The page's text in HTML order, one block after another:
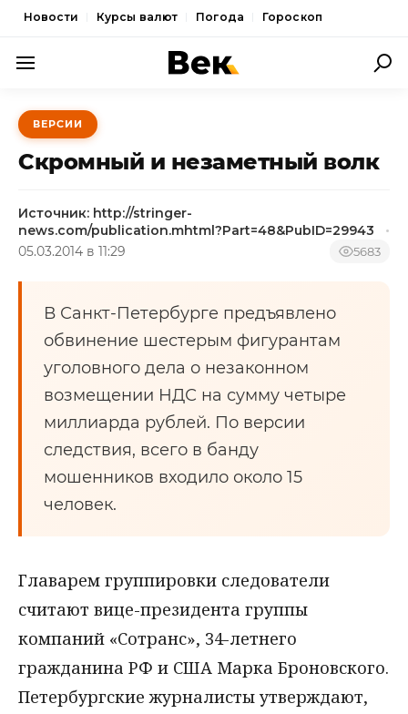
Новости Курсы валют Погода Гороскоп
ПОЛИТИКА
ЭКОНОМИКА
СПОРТ
КУЛЬТУРА
НОВОСТИ
ВЕРСИИ
Скромный и незаметный волк
Источник: http://stringer-
news.com/publication.mhtml?Part=48&PubID=29943
05.03.2014 в 11:29
5683
В Санкт-Петербурге предъявлено
обвинение шестерым фигурантам
уголовного дела о незаконном
возмещении НДС на сумму четыре
миллиарда рублей. По версии
следствия, всего в банду
мошенников входило около 15
человек.
Главарем группировки следователи
считают вице-президента группы
компаний «Сотранс», 34-летнего
гражданина РФ и США Марка Броновского.
Петербургские журналисты утверждают,